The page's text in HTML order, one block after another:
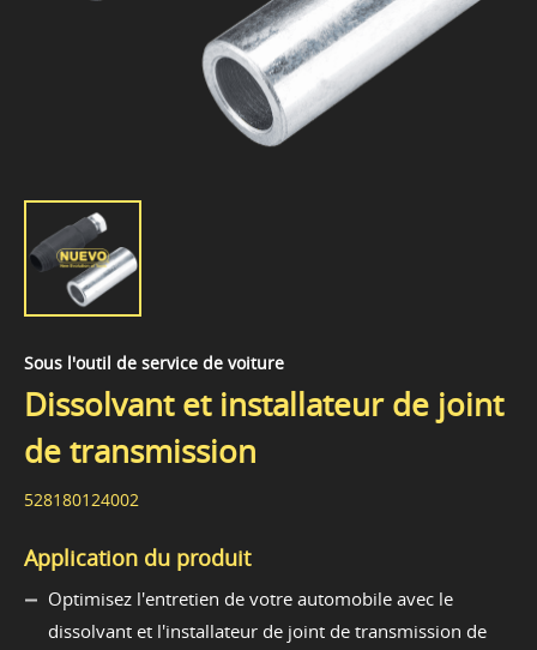
Sous l'outil de service de voiture
Dissolvant et installateur de joint
de transmission
528180124002
Application du produit
Optimisez l'entretien de votre automobile avec le
dissolvant et l'installateur de joint de transmission de